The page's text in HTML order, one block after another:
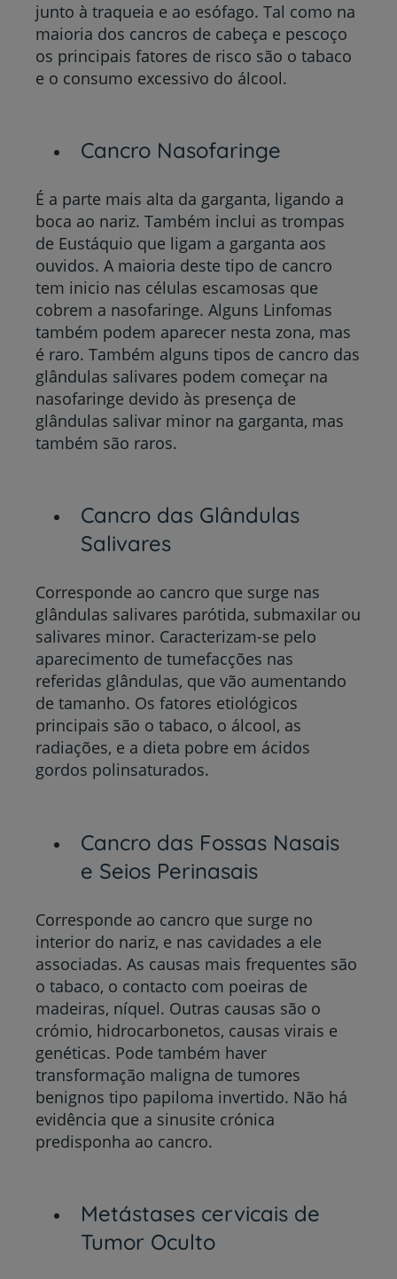
junto à traqueia e ao esófago. Tal como na
maioria dos cancros de cabeça e pescoço
os principais fatores de risco são o tabaco
e o consumo excessivo do álcool.
Cancro Nasofaringe
É a parte mais alta da garganta, ligando a
boca ao nariz. Também inclui as trompas
de Eustáquio que ligam a garganta aos
ouvidos. A maioria deste tipo de cancro
tem inicio nas células escamosas que
cobrem a nasofaringe. Alguns Linfomas
também podem aparecer nesta zona, mas
é raro. Também alguns tipos de cancro das
glândulas salivares podem começar na
nasofaringe devido às presença de
glândulas salivar minor na garganta, mas
também são raros.
Cancro das Glândulas
Salivares
Corresponde ao cancro que surge nas
glândulas salivares parótida, submaxilar ou
salivares minor. Caracterizam-se pelo
aparecimento de tumefacções nas
referidas glândulas, que vão aumentando
de tamanho. Os fatores etiológicos
principais são o tabaco, o álcool, as
radiações, e a dieta pobre em ácidos
gordos polinsaturados.
Cancro das Fossas Nasais
e Seios Perinasais
Corresponde ao cancro que surge no
interior do nariz, e nas cavidades a ele
associadas. As causas mais frequentes são
o tabaco, o contacto com poeiras de
madeiras, níquel. Outras causas são o
crómio, hidrocarbonetos, causas virais e
genéticas. Pode também haver
transformação maligna de tumores
benignos tipo papiloma invertido. Não há
evidência que a sinusite crónica
predisponha ao cancro.
Metástases cervicais de
Tumor Oculto